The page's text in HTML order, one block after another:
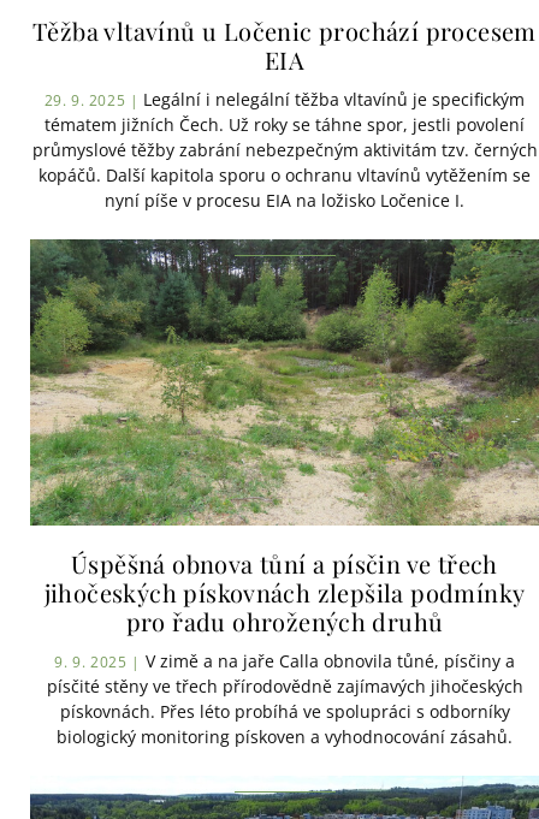
Těžba vltavínů u Ločenic prochází procesem
EIA
29. 9. 2025 | Legální i nelegální těžba vltavínů je specifickým
tématem jižních Čech. Už roky se táhne spor, jestli povolení
průmyslové těžby zabrání nebezpečným aktivitám tzv. černých
kopáčů. Další kapitola sporu o ochranu vltavínů vytěžením se
nyní píše v procesu EIA na ložisko Ločenice I.
Úspěšná obnova tůní a písčin ve třech
jihočeských pískovnách zlepšila podmínky
pro řadu ohrožených druhů
9. 9. 2025 | V zimě a na jaře Calla obnovila tůné, písčiny a
písčité stěny ve třech přírodovědně zajímavých jihočeských
pískovnách. Přes léto probíhá ve spolupráci s odborníky
biologický monitoring pískoven a vyhodnocování zásahů.